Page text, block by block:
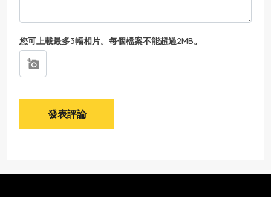
您可上載最多3幅相片。每個檔案不能超過2MB。
發表評論